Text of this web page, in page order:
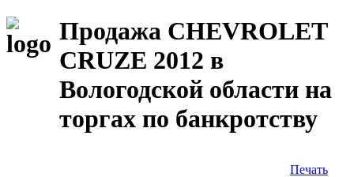
Продажа CHEVROLET
CRUZE 2012 в
Вологодской области на
торгах по банкротству
Печать